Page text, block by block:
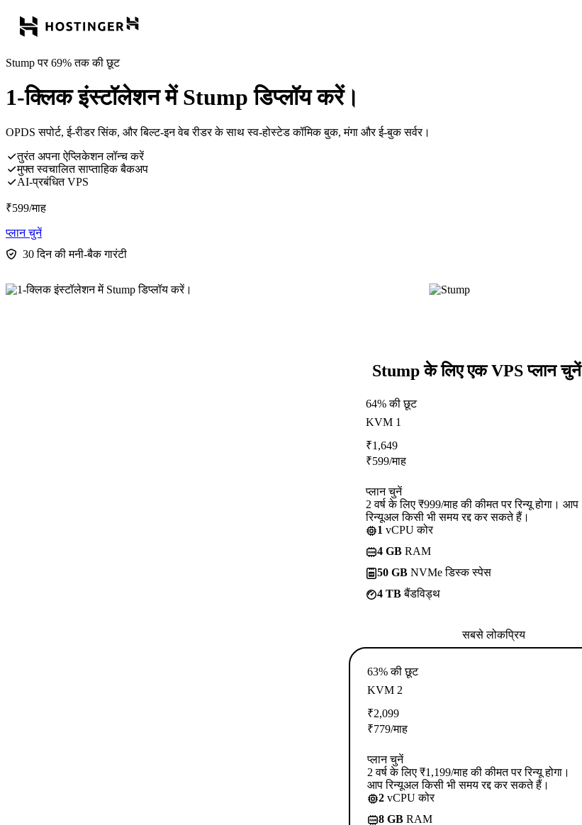
Stump पर 69% तक की छूट
1-क्लिक इंस्टॉलेशन में Stump डिप्लॉय करें।
OPDS सपोर्ट, ई-रीडर सिंक, और बिल्ट-इन वेब रीडर के साथ स्व-होस्टेड कॉमिक बुक, मंगा और ई-बुक सर्वर।
तुरंत अपना ऐप्लिकेशन लॉन्च करें
मुफ्त स्वचालित साप्ताहिक बैकअप
AI-प्रबंधित VPS
₹599/माह
प्लान चुनें
30 दिन की मनी-बैक गारंटी
Stump के लिए एक VPS प्लान चुनें
64% की छूट
KVM 1
₹1,649
₹599/माह
प्लान चुनें
2 वर्ष के लिए ₹999/माह की कीमत पर रिन्यू होगा। आप
रिन्यूअल किसी भी समय रद्द कर सकते हैं।
1 vCPU कोर
4 GB RAM
50 GB NVMe डिस्क स्पेस
4 TBबैंडविड्थ
सबसे लोकप्रिय
63% की छूट
KVM 2
₹2,099
₹779/माह
प्लान चुनें
2 वर्ष के लिए ₹1,199/माह की कीमत पर रिन्यू होगा।
आप रिन्यूअल किसी भी समय रद्द कर सकते हैं।
2 vCPU कोर
8 GB RAM